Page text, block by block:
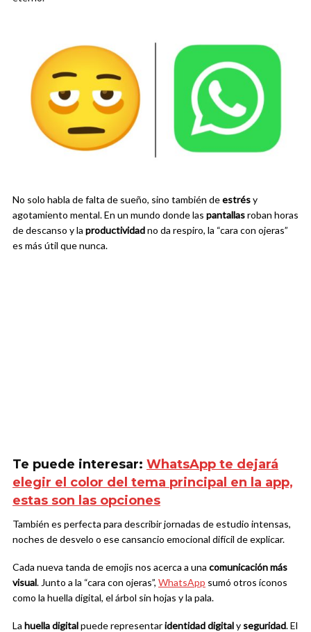
No solo habla de falta de sueño, sino también deestrésy
agotamiento mental. En un mundo donde las pantallasroban horas
de descanso y la productividadno da respiro, la “cara con ojeras”
es más útil que nunca.
Te puede interesar: WhatsApp te dejará
elegir el color del tema principal en la app,
estas son las opciones
También es perfecta para describir jornadas de estudio intensas,
noches de desvelo o ese cansancio emocional difícil de explicar.
Cada nueva tanda de emojis nos acerca a una comunicación más
visual. Junto a la “cara con ojeras”, WhatsApp sumó otros íconos
como la huella digital, el árbol sin hojas y la pala.
La huella digitalpuede representaridentidad digitaly seguridad. El